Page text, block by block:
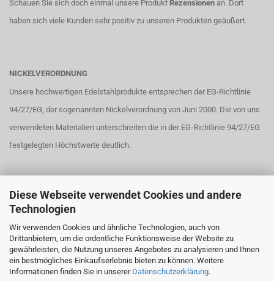
Diese Webseite verwendet Cookies und andere
Technologien
Wir verwenden Cookies und ähnliche Technologien, auch von
Drittanbietern, um die ordentliche Funktionsweise der Website zu
gewährleisten, die Nutzung unseres Angebotes zu analysieren und Ihnen
ein bestmögliches Einkaufserlebnis bieten zu können. Weitere
Informationen finden Sie in unserer Datenschutzerklärung.
Schauen Sie sich doch einmal unsere Produkt Rezensionen an. Dort
haben sich viele Kunden sehr positiv zu unseren Produkten geäußert.
NICKELVERORDNUNG
Unsere hochwertigen Edelstahlprodukte entsprechen der EG-Richtlinie
94/27/EG, der sogenannten Nickelverordnung von Juni 2000. Die von uns
verwendeten Materialien unterschreiten die in der EG-Richtlinie 94/27/EG
festgelegten Höchstwerte deutlich.
TITANNITRID – BESCHICHTUNG
Unsere Sonderserie mit Titannitrid – Beschichtung stellt auch für
Allergiker kein Problem dar. Titannitrid ist antiallergisch und 100 %
biologisch verträglich.